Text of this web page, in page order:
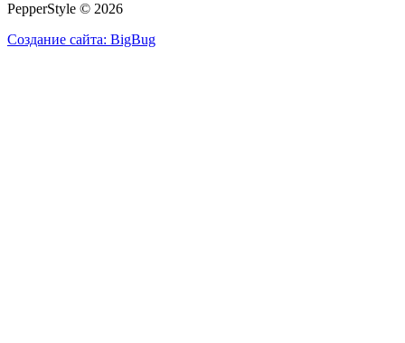
PepperStyle © 2026
Создание сайта: BigBug